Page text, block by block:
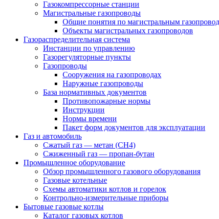
Газокомпрессорные станции
Магистральные газопроводы
Общие понятия по магистральным
Объекты магистральных газопроводов
Газораспределительная система
Инстанции по управлению
Газорегуляторные пункты
Газопроводы
Сооружения на газопроводах
Наружные газопроводы
База нормативных документов
Противопожарные нормы
Инструкции
Нормы времени
Пакет форм документов для эксплуатации
Газ и автомобиль
Сжатый газ — метан (CH4)
Сжиженный газ — пропан-бутан
Промышленное оборудование
Обзор промышленного газового оборудования
Газовые котельные
Схемы автоматики котлов и горелок
Контрольно-измерительные приборы
Бытовые газовые котлы
Каталог газовых котлов